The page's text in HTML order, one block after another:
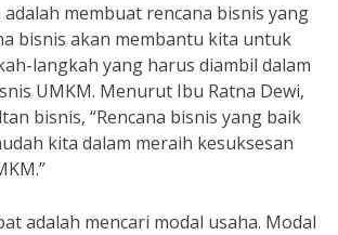
membuat rencana bisnis yang
bisnis akan membantu kita untuk
langkah yang harus diambil dalam
UMKM. Menurut Ibu Ratna Dewi,
bisnis, “Rencana bisnis yang baik
kita dalam meraih kesuksesan
adalah mencari modal usaha. Modal